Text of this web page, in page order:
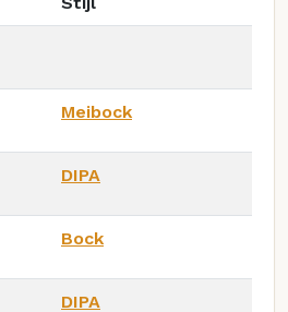
Meibock
DIPA
Bock
DIPA